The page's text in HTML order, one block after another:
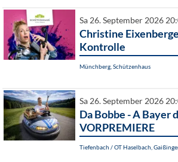
Sa 26. September 2026
Christine
Kontrolle
Münchberg, Schützenhaus
Sa 26. September 2026
Da Bobbe - A Bayer
VORPREMIERE
Tiefenbach / OT Haselbach,